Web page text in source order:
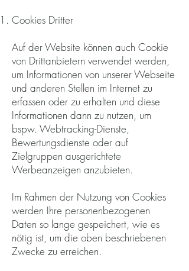
Cookies Dritter
Auf der Website können auch Cookie
von Drittanbietern verwendet werden,
um Informationen von unserer Webseite
und anderen Stellen im Internet zu
erfassen oder zu erhalten und diese
Informationen dann zu nutzen, um
bspw. Webtracking-Dienste,
Bewertungsdienste oder auf
Zielgruppen ausgerichtete
Werbeanzeigen anzubieten.
Im Rahmen der Nutzung von Cookies
werden Ihre personenbezogenen
Daten so lange gespeichert, wie es
nötig ist, um die oben beschriebenen
Zwecke zu erreichen.